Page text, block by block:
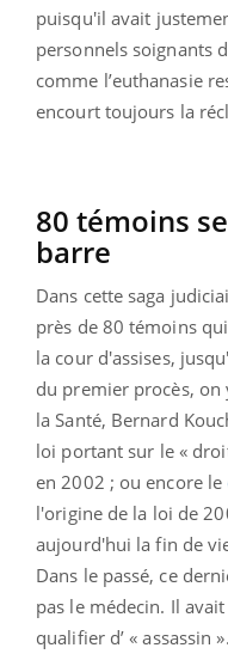
puisqu'il avait
personnels soignants
comme l’euthanasie
encourt toujours la
80 témoins
barre
Dans cette saga
près de 80 témoins
la cour d'assises,
du premier procès,
la Santé, Bernard
loi portant sur le «
en 2002 ; ou encore le
l'origine de la loi de
aujourd'hui la fin de
Dans le passé, ce
pas le médecin. Il
qualifier d’ « assassin